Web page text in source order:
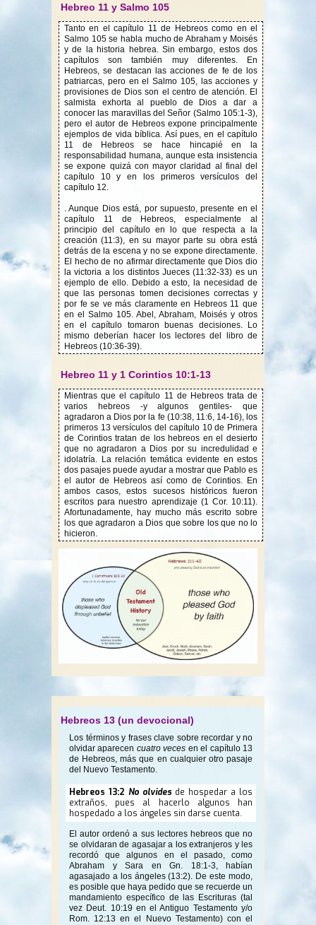
Hebreo 11 y Salmo 105
Tanto en el capítulo 11 de Hebreos como en el
Salmo 105 se habla mucho de Abraham y Moisés
y de la historia hebrea. Sin embargo, estos dos
capítulos son también muy diferentes. En
Hebreos, se destacan las acciones de fe de los
patriarcas, pero en el Salmo 105, las acciones y
provisiones de Dios son el centro de atención. El
salmista exhorta al pueblo de Dios a dar a
conocer las maravillas del Señor (Salmo 105:1-3),
pero el autor de Hebreos expone principalmente
ejemplos de vida bíblica. Así pues, en el capítulo
11 de Hebreos se hace hincapié en la
responsabilidad humana, aunque esta insistencia
se expone quizá con mayor claridad al final del
capítulo 10 y en los primeros versículos del
capítulo 12.
. Aunque Dios está, por supuesto, presente en el
capítulo 11 de Hebreos, especialmente al
principio del capítulo en lo que respecta a la
creación (11:3), en su mayor parte su obra está
detrás de la escena y no se expone directamente.
El hecho de no afirmar directamente que Dios dio
la victoria a los distintos Jueces (11:32-33) es un
ejemplo de ello. Debido a esto, la necesidad de
que las personas tomen decisiones correctas y
por fe se ve más claramente en Hebreos 11 que
en el Salmo 105. Abel, Abraham, Moisés y otros
en el capítulo tomaron buenas decisiones. Lo
mismo deberían hacer los lectores del libro de
Hebreos (10:36-39).
Hebreo 11 y 1 Corintios 10:1-13
Mientras que el capítulo 11 de Hebreos trata de
varios hebreos -y algunos gentiles- que
agradaron a Dios por la fe (10:38, 11:6, 14-16), los
primeros 13 versículos del capítulo 10 de Primera
de Corintios tratan de los hebreos en el desierto
que no agradaron a Dios por su incredulidad e
idolatría. La relación temática evidente en estos
dos pasajes puede ayudar a mostrar que Pablo es
el autor de Hebreos así como de Corintios. En
ambos casos, estos sucesos históricos fueron
escritos para nuestro aprendizaje (1 Cor. 10:11).
Afortunadamente, hay mucho más escrito sobre
los que agradaron a Dios que sobre los que no lo
hicieron.
Hebreos 13 (un devocional)
Los términos y frases clave sobre recordar y no
olvidar aparecen cuatro veces en el capítulo 13
de Hebreos, más que en cualquier otro pasaje
del Nuevo Testamento.
Hebreos 13:2 No olvides de hospedar a los
extraños, pues al hacerlo algunos han
hospedado a los ángeles sin darse cuenta.
El autor ordenó a sus lectores hebreos que no
se olvidaran de agasajar a los extranjeros y les
recordó que algunos en el pasado, como
Abraham y Sara en Gn. 18:1-3, habían
agasajado a los ángeles (13:2). De este modo,
es posible que haya pedido que se recuerde un
mandamiento específico de las Escrituras (tal
vez Deut. 10:19 en el Antiguo Testamento y/o
Rom. 12:13 en el Nuevo Testamento) con el